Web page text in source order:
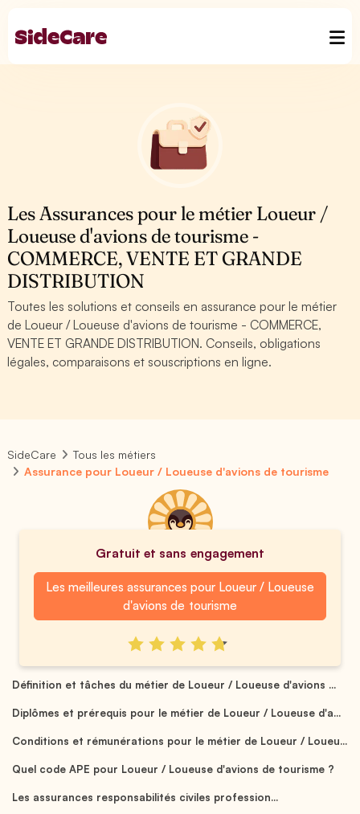
Les Assurances pour le métier Loueur /
Loueuse d'avions de tourisme -
COMMERCE, VENTE ET GRANDE
DISTRIBUTION
Toutes les solutions et conseils en assurance pour le métier
de Loueur / Loueuse d'avions de tourisme - COMMERCE,
VENTE ET GRANDE DISTRIBUTION. Conseils, obligations
légales, comparaisons et souscriptions en ligne.
SideCare
Tous les métiers
Assurance pour Loueur / Loueuse d'avions de tourisme
Gratuit et sans engagement
Les meilleures assurances pour Loueur / Loueuse
d'avions de tourisme
Définition et tâches du métier de Loueur / Loueuse d'avions ...
Diplômes et prérequis pour le métier de Loueur / Loueuse d'a...
Conditions et rémunérations pour le métier de Loueur / Loueu...
Quel code APE pour Loueur / Loueuse d'avions de tourisme ?
Les assurances responsabilités civiles profession...